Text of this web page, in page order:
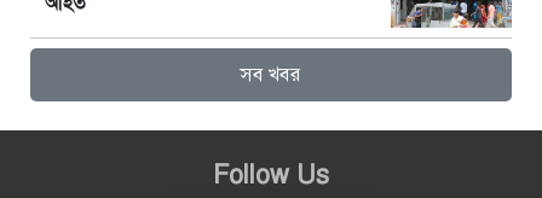
সব খবর
Follow Us